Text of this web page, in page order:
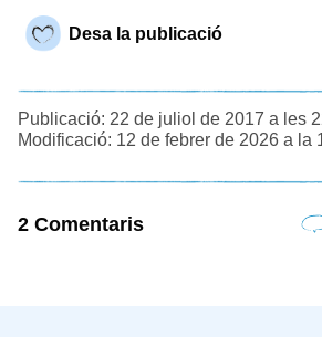
Desa la publicació
Publicació: 22 de juliol de 2017 a les
Modificació: 12 de febrer de 2026 a la
2 Comentaris